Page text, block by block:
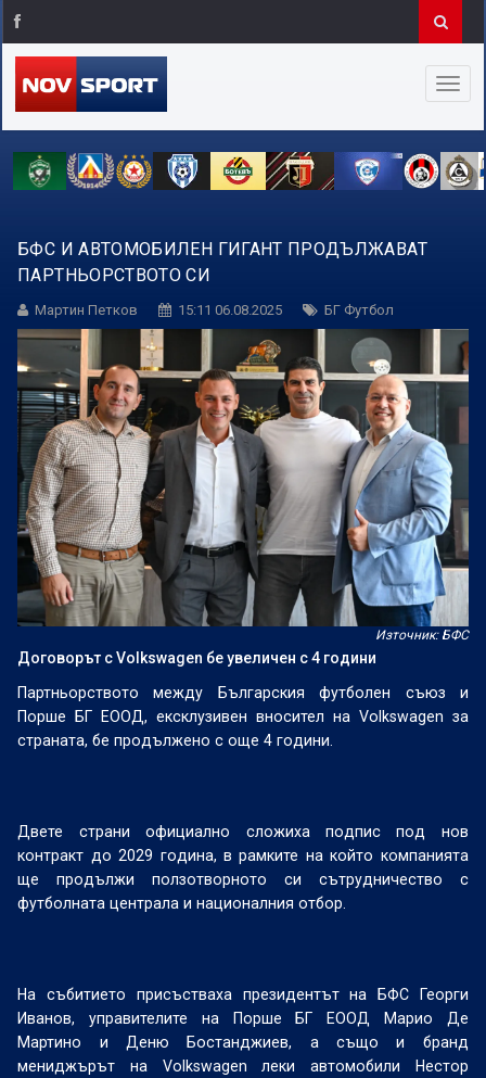
БФС И АВТОМОБИЛЕН ГИГАНТ ПРОДЪЛЖАВАТ
ПАРТНЬОРСТВОТО СИ
Мартин Петков 15:11 06.08.2025 БГ Футбол
Източник: БФС
Договорът с Volkswagen бе увеличен с 4 години
Партньорството между Българския футболен съюз и
Порше БГ ЕООД, ексклузивен вносител на Volkswagen за
страната, бе продължено с още 4 години.
Двете страни официално сложиха подпис под нов
контракт до 2029 година, в рамките на който компанията
ще продължи ползотворното си сътрудничество с
футболната централа и националния отбор.
На събитието присъстваха президентът на БФС Георги
Иванов, управителите на Порше БГ ЕООД Марио Де
Мартино и Деню Бостанджиев, а също и бранд
мениджърът на Volkswagen леки автомобили Нестор